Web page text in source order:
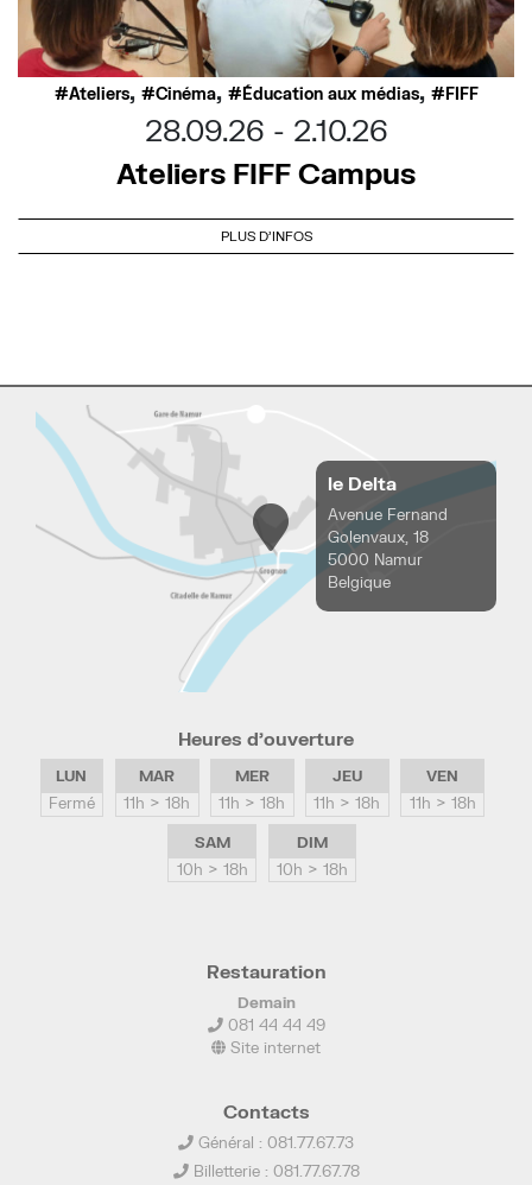
Ateliers, Cinéma, Éducation aux médias, FIFF
28.09.26
2.10.26
Ateliers FIFF Campus
PLUS D'INFOS
le Delta
Avenue Fernand
Golenvaux, 18
5000 Namur
Belgique
Heures d’ouverture
LUN
Fermé
MAR
11h > 18h
MER
11h > 18h
JEU
11h > 18h
VEN
11h > 18h
SAM
10h > 18h
DIM
10h > 18h
Restauration
Demain
081 44 44 49
Site internet
Contacts
Général : 081.77.67.73
Billetterie : 081.77.67.78